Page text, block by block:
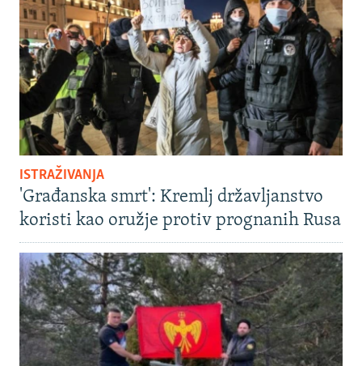
ISTRAŽIVANJA
'Građanska smrt': Kremlj državljanstvo
koristi kao oružje protiv prognanih Rusa